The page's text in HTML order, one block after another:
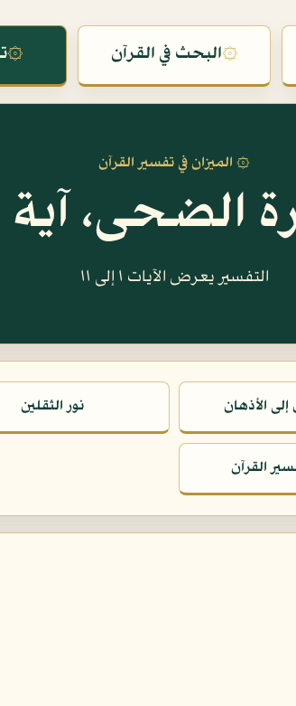
۞البحث في القرآن ۞
۞ الميزان في تفسير القرآن
الضحى، آية ١
التفسير يعرض الآيات ١ إلى ١١
الأذهان نور الثقلين
القرآن